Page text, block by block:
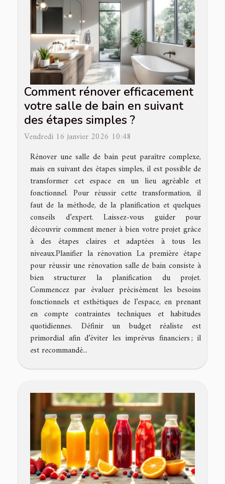
Comment rénover efficacement
votre salle de bain en suivant
des étapes simples ?
Vendredi 16 janvier 2026 10:48
Rénover une salle de bain peut paraître complexe,
mais en suivant des étapes simples, il est possible de
transformer cet espace en un lieu agréable et
fonctionnel. Pour réussir cette transformation, il
faut de la méthode, de la planification et quelques
conseils d’expert. Laissez-vous guider pour
découvrir comment mener à bien votre projet grâce
à des étapes claires et adaptées à tous les
niveaux.Planifier la rénovation La première étape
pour réussir une rénovation salle de bain consiste à
bien structurer la planification du projet.
Commencez par évaluer précisément les besoins
fonctionnels et esthétiques de l’espace, en prenant
en compte contraintes techniques et habitudes
quotidiennes. Définir un budget réaliste est
primordial afin d’éviter les imprévus financiers ; il
est recommandé...